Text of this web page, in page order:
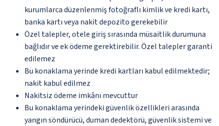
kurumlarca düzenlenmiş fotoğraflı kimlik ve kredi kartı,
banka kartı veya nakit depozito gerekebilir
Özel talepler, otele giriş sırasında müsaitlik durumuna
bağlıdır ve ek ödeme gerektirebilir. Özel talepler garanti
edilemez
Bu konaklama yerinde kredi kartları kabul edilmektedir;
nakit kabul edilmez
Nakitsiz ödeme imkânı mevcuttur
Bu konaklama yerindeki güvenlik özellikleri arasında
yangın söndürücü, duman dedektörü, güvenlik sistemi ve